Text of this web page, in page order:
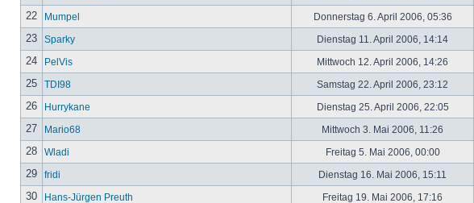
22
Mumpel Donnerstag 6. April 2006, 05:36
23
Sparky Dienstag 11. April 2006, 14:14
24
PelVis Mittwoch 12. April 2006, 14:26
25
TDI98 Samstag 22. April 2006, 23:12
26
Hurrykane Dienstag 25. April 2006, 22:05
27
Mario68 Mittwoch 3. Mai 2006, 11:26
28
Wladi Freitag 5. Mai 2006, 00:00
29
fridi Dienstag 16. Mai 2006, 15:11
30
Hans-Jürgen Preuth Freitag 19. Mai 2006, 17:16